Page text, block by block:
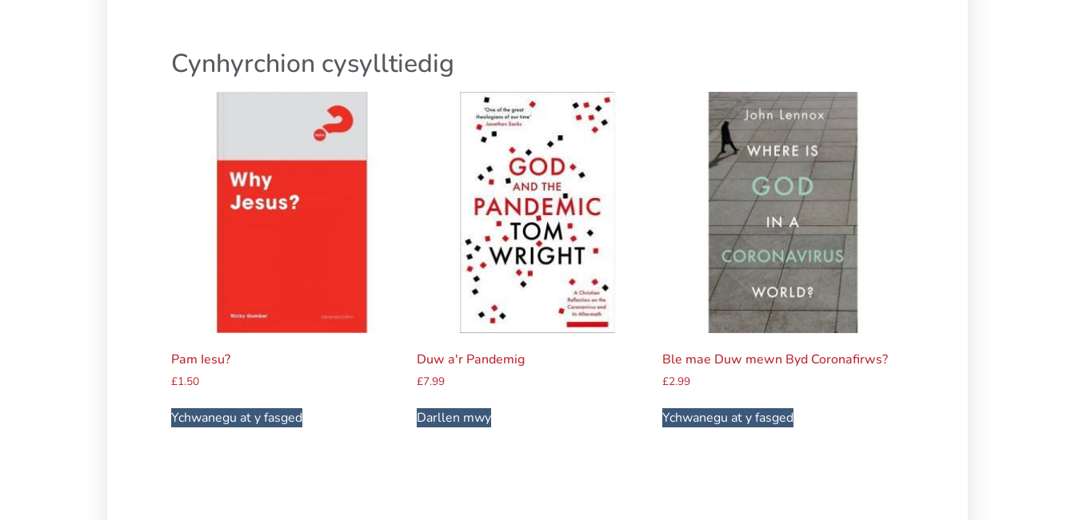
Cynhyrchion cysylltiedig
Pam Iesu?
£1.50
Ychwanegu at y fasged
Duw a'r Pandemig
£7.99
Darllen mwy
Ble mae Duw mewn Byd Coronafirws?
£2.99
Ychwanegu at y fasged